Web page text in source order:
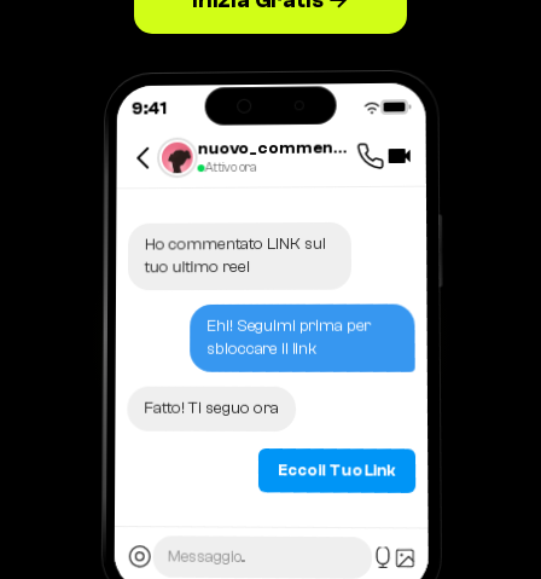
9:41
nuovo_commentatore
Attivo ora
Ho commentato LINK sul
tuo ultimo reel
Ehi! Seguimi prima per
sbloccare il link
Fatto! Ti seguo ora
Ecco il Tuo Link
Messaggio...